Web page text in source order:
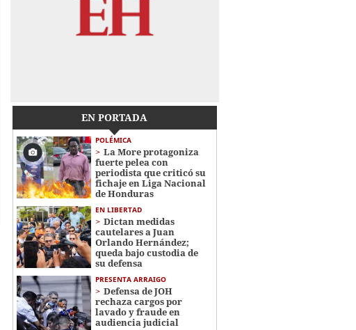
EN PORTADA
POLÉMICA
La More protagoniza
fuerte pelea con
periodista que criticó su
fichaje en Liga Nacional
de Honduras
EN LIBERTAD
Dictan medidas
cautelares a Juan
Orlando Hernández;
queda bajo custodia de
su defensa
PRESENTA ARRAIGO
Defensa de JOH
rechaza cargos por
lavado y fraude en
audiencia judicial